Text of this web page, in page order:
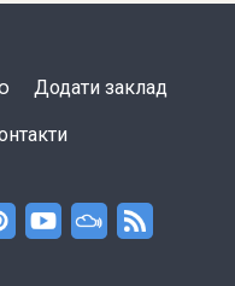
Додати заклад